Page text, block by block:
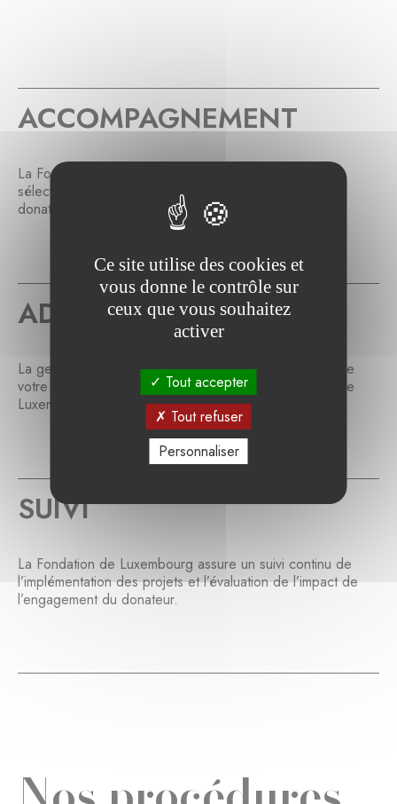
ACCOMPAGNEMENT
La Fondation de Luxembourg offre son conseil pour la
sélection de projets correspondant aux aspirations du
donateur.
ADMINISTRATION
La gestion, comptabilité et administration quotidienne de
votre Fondation Abritée est assurée par la Fondation de
Luxembourg.
SUIVI
La Fondation de Luxembourg assure un suivi continu de
l’implémentation des projets et l’évaluation de l’impact de
l’engagement du donateur.
Ce site utilise des cookies et
vous donne le contrôle sur
ceux que vous souhaitez
activer
Tout accepter
Tout refuser
Personnaliser